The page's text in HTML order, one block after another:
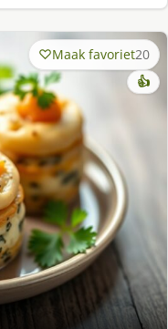
Maak favoriet20
👍